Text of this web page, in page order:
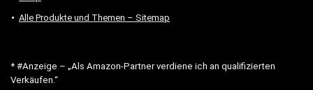
Alle Produkte und Themen – Sitemap
* #Anzeige – „Als Amazon-Partner verdiene ich an qualifizierten
Verkäufen.“